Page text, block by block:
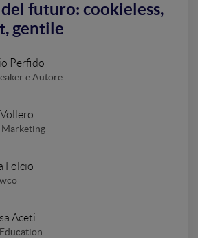
futuro: cookieless,
gentile
Perfido
e Autore
Vollero
Folcio
Aceti